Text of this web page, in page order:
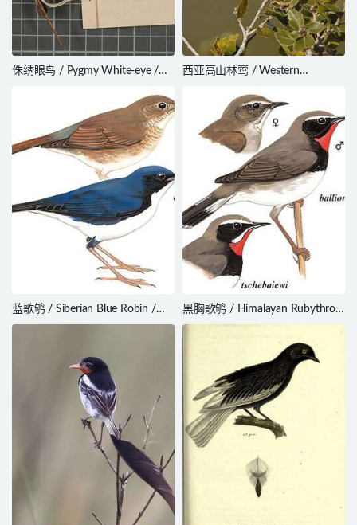
侏绣眼鸟 / Pygmy White-eye /
西亚高山林莺 / Western
蓝歌鸲 / Siberian Blue Robin /
Larvivora cyane
黑胸歌鸲 / Himalayan Rubythroat
/ Calliope pectoralis